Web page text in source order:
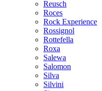
Reusch
Roces
Rock Experience
Rossignol
Rottefella
Roxa
Salewa
Salomon
Silva
Silvini